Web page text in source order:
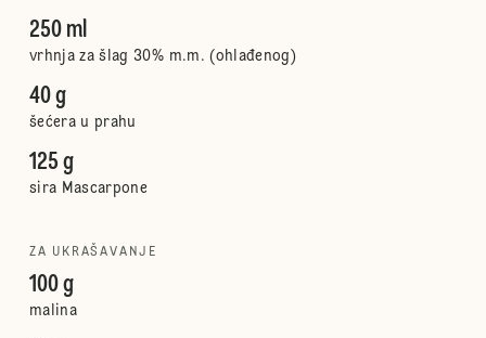
250 ml
vrhnja za šlag 30% m.m. (ohlađenog)
40 g
šećera u prahu
125 g
sira Mascarpone
ZA UKRAŠAVANJE
100 g
malina